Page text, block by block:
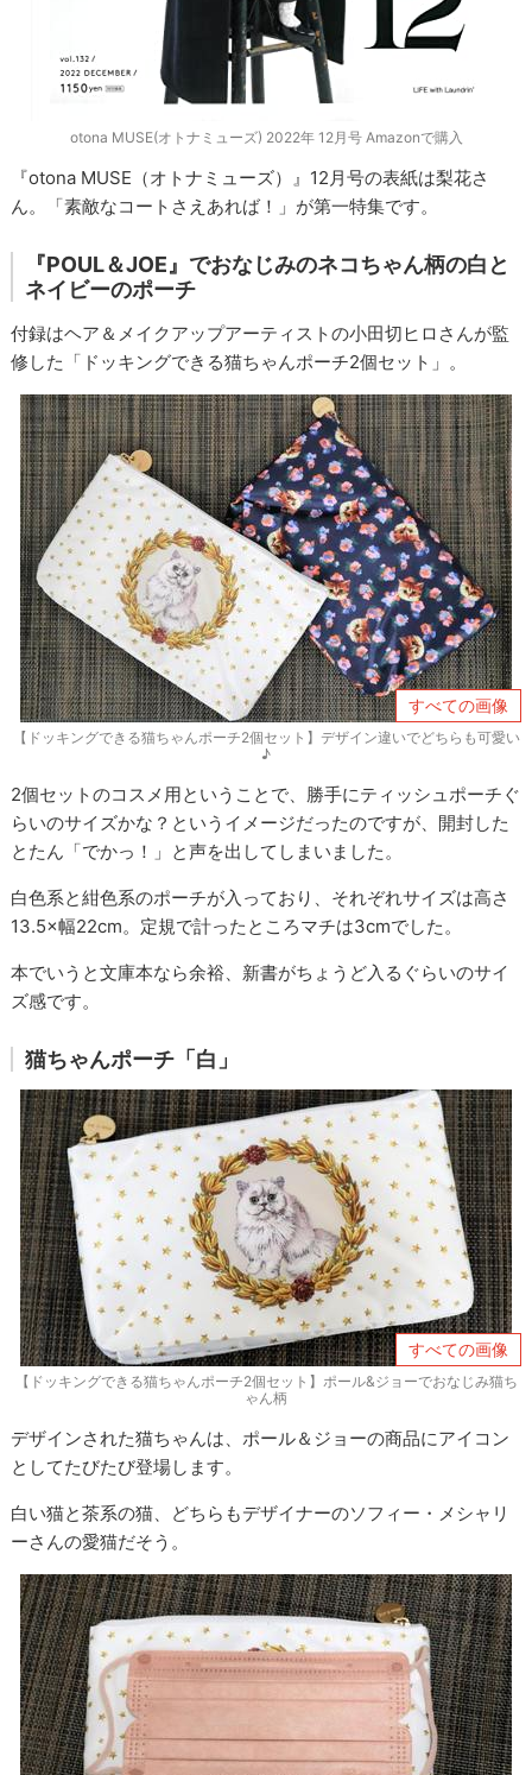
otona MUSE(オトナミューズ) 2022年 12月号 Amazonで購入
『otona MUSE（オトナミューズ）』12月号の表紙は梨花さ
ん。「素敵なコートさえあれば！」が第一特集です。
『POUL＆JOE』でおなじみのネコちゃん柄の白と
ネイビーのポーチ
付録はヘア＆メイクアップアーティストの小田切ヒロさんが監
修した「ドッキングできる猫ちゃんポーチ2個セット」。
すべての画像
【ドッキングできる猫ちゃんポーチ2個セット】デザイン違いでどちらも可愛い
♪
2個セットのコスメ用ということで、勝手にティッシュポーチぐ
らいのサイズかな？というイメージだったのですが、開封した
とたん「でかっ！」と声を出してしまいました。
白色系と紺色系のポーチが入っており、それぞれサイズは高さ
13.5×幅22cm。定規で計ったところマチは3cmでした。
本でいうと文庫本なら余裕、新書がちょうど入るぐらいのサイ
ズ感です。
猫ちゃんポーチ「白」
すべての画像
【ドッキングできる猫ちゃんポーチ2個セット】ポール&ジョーでおなじみ猫ち
ゃん柄
デザインされた猫ちゃんは、ポール＆ジョーの商品にアイコン
としてたびたび登場します。
白い猫と茶系の猫、どちらもデザイナーのソフィー・メシャリ
ーさんの愛猫だそう。